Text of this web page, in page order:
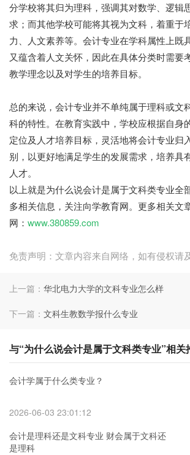
分学校将其归为理科，强调其对数学、逻辑
求；而其他学校可能将其视为文科，着重于
力、人文素养等。会计专业在学科属性上既
又蕴含着人文关怀，因此在具体分类时需要
教学理念以及对学生的培养目标。
总的来说，会计专业并不单纯属于理科或文
科的特性。在教育实践中，学校应根据自身
定位及人才培养目标，灵活地将会计专业归
别，以更好地满足学生的发展需求，培养具
人才。
以上就是为什么说会计是属于文科类专业全
多相关信息，关注向学教育网。更多相关文
网： www.380859.com
免责声明：文章内容来自网络，如有侵权请
上一篇： 华北电力大学的文科专业怎么样
下一篇： 文科生教数学报什么专业
与“为什么说会计是属于文科类专业”相关
会计学属于什么类专业？
2026-06-03 23:01:12
会计是理科还是文科专业 财会属于文科还
是理科